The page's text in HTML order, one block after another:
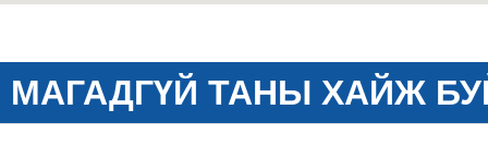
МАГАДГҮЙ ТАНЫ ХАЙЖ